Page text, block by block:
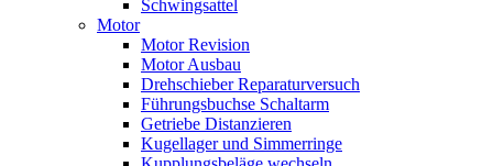
Schwingsattel
Motor
Motor Revision
Motor Ausbau
Drehschieber Reparaturversuch
Führungsbuchse Schaltarm
Getriebe Distanzieren
Kugellager und Simmerringe